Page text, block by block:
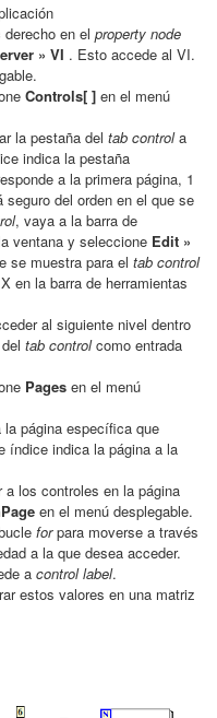
en el property node
» VI . Esto accede al VI.
Controls[ ] en el menú
la pestaña del tab controla
indica la pestaña
a la primera página, 1
del orden en el que se
, vaya a la barra de
ventana y seleccione Edit »
se muestra para el tab control
en la barra de herramientas
al siguiente nivel dentro
tab controlcomo entrada
Pages en el menú
la página específica que
índice indica la página a la
a los controles en la página
en el menú desplegable.
forpara moverse a través
a la que desea acceder.
a control label.
estos valores en una matriz